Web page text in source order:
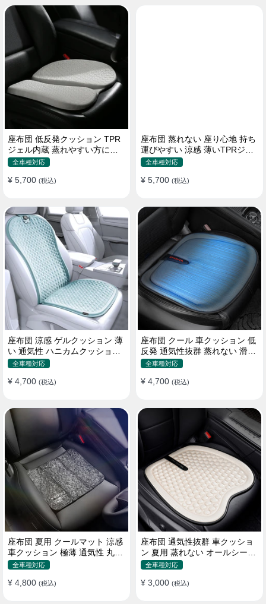
座布団 低反発クッション TPR
ジェル内蔵 蒸れやすい方にお
勧め おしり 熱い
全車種対応
¥ 5,700 (税込)
座布団 蒸れない 座り心地 持ち
運びやすい 涼感 薄いTPRジェ
ル内蔵 多用途
全車種対応
¥ 5,700 (税込)
座布団 涼感 ゲルクッション 薄
い 通気性 ハニカムクッション
四季通用 おすすめ
全車種対応
¥ 4,700 (税込)
座布団 クール 車クッション 低
反発 通気性抜群 蒸れない 滑り
止め おすすめ
全車種対応
¥ 4,700 (税込)
座布団 夏用 クールマット 涼感
車クッション 極薄 通気性 丸洗
いOK すずしい
全車種対応
¥ 4,800 (税込)
座布団 通気性抜群 車クッショ
ン 夏用 蒸れない オールシーズ
ン おしゃれ
全車種対応
¥ 3,000 (税込)